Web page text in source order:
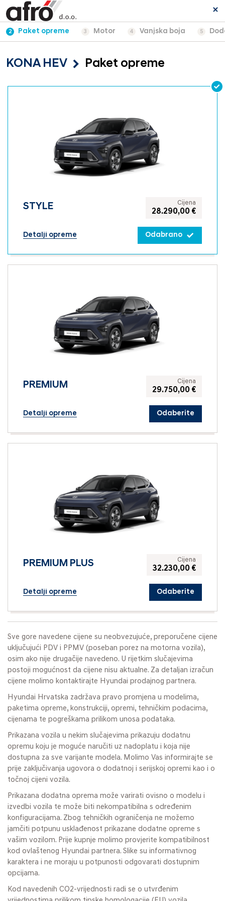
2 Paket opreme 3 Motor 4 Vanjska boja 5
KONA HEV Paket opreme
STYLE Cijena
28.290,00 €
Detalji opreme Odabrano
PREMIUM Cijena
29.750,00 €
Detalji opreme Odaberite
PREMIUM PLUS Cijena
32.230,00 €
Detalji opreme Odaberite
Sve gore navedene cijene su neobvezujuće, preporučene cijene
uključujući PDV i PPMV (poseban porez na motorna vozila),
osim ako nije drugačije navedeno. U rijetkim slučajevima
postoji mogućnost da cijene nisu aktualne. Za detaljan izračun
cijene molimo kontaktirajte Hyundai prodajnog partnera.
Hyundai Hrvatska zadržava pravo promjena u modelima,
paketima opreme, konstrukciji, opremi, tehničkim podacima,
cijenama te pogreškama prilikom unosa podataka.
Prikazana vozila u nekim slučajevima prikazuju dodatnu
opremu koju je moguće naručiti uz nadoplatu i koja nije
dostupna za sve varijante modela. Molimo Vas informirajte se
prije zaključivanja ugovora o dodatnoj i serijskoj opremi kao i o
točnoj cijeni vozila.
Prikazana dodatna oprema može varirati ovisno o modelu i
izvedbi vozila te može biti nekompatibilna s određenim
konfiguracijama. Zbog tehničkih ograničenja ne možemo
jamčiti potpunu usklađenost prikazane dodatne opreme s
vašim vozilom. Prije kupnje molimo provjerite kompatibilnost
kod ovlaštenog Hyundai partnera. Slike su informativnog
karaktera i ne moraju u potpunosti odgovarati dostupnim
opcijama.
Kod navedenih CO2-vrijednosti radi se o utvrđenim